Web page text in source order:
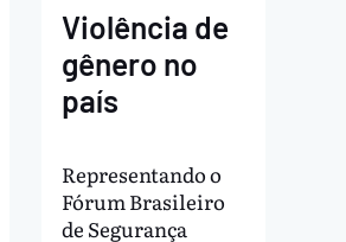
Violência de
gênero no
país
Representando o
Fórum Brasileiro
de Segurança